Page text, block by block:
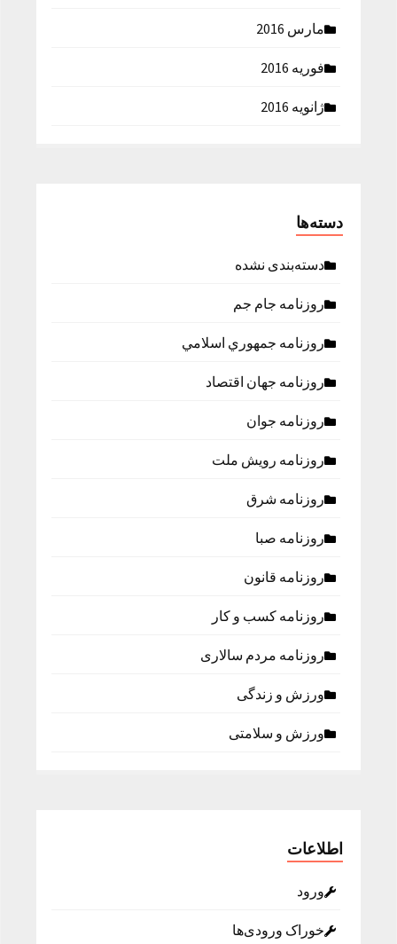
مارس 2016
فوریه 2016
ژانویه 2016
دسته‌ها
دسته‌بندی نشده
روزنامه جام جم
روزنامه جمهوري اسلامي
روزنامه جهان اقتصاد
روزنامه جوان
روزنامه رویش ملت
روزنامه شرق
روزنامه صبا
روزنامه قانون
روزنامه كسب و كار
روزنامه مردم سالاری
ورزش و زندگی
ورزش و سلامتی
اطلاعات
ورود
خوراک ورودی‌ها